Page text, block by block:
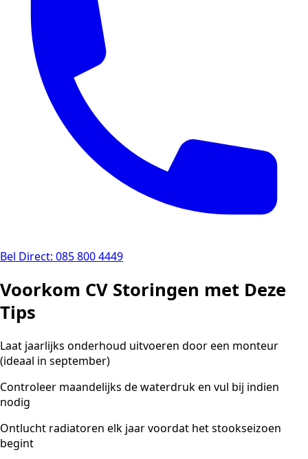
Bel Direct: 085 800 4449
Voorkom CV Storingen met Deze
Tips
Laat jaarlijks onderhoud uitvoeren door een monteur
(ideaal in september)
Controleer maandelijks de waterdruk en vul bij indien
nodig
Ontlucht radiatoren elk jaar voordat het stookseizoen
begint